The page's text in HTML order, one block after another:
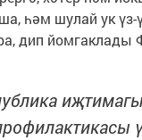
һәм шулай ук үз-
дип йомгаклады